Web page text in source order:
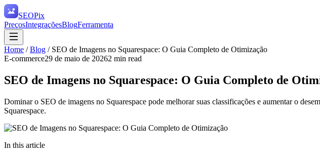
SEOPix
PreçosIntegraçõesBlogFerramenta
Home /Blog / SEO de Imagens no Squarespace: O Guia Completo de Otimização
E-commerce29 de maio de 20262 min read
SEO de Imagens no Squarespace: O Guia Completo de
Dominar o SEO de imagens no Squarespace pode melhorar suas classificações e aumentar o
Squarespace.
In this article